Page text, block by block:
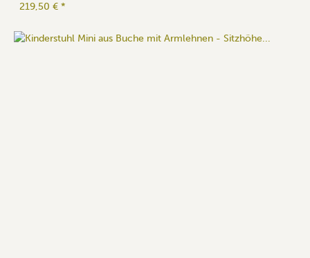
219,50 € *